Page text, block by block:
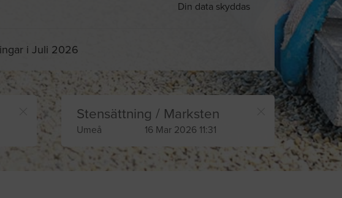
Din data skyddas
i Juli 2026
Stensättning / Marksten
Umeå 16 Mar 2026 11:31